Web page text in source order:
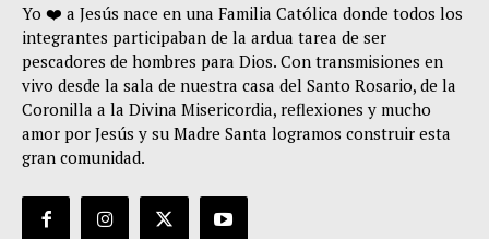
Yo ❤️ a Jesús nace en una Familia Católica donde todos los
integrantes participaban de la ardua tarea de ser
pescadores de hombres para Dios. Con transmisiones en
vivo desde la sala de nuestra casa del Santo Rosario, de la
Coronilla a la Divina Misericordia, reflexiones y mucho
amor por Jesús y su Madre Santa logramos construir esta
gran comunidad.